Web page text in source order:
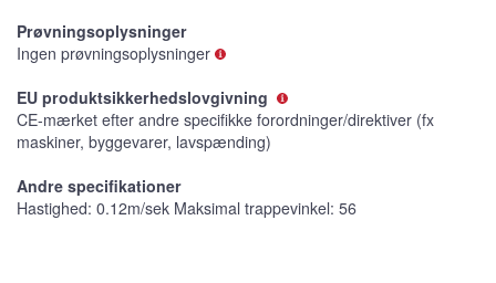
Prøvningsoplysninger
Ingen prøvningsoplysninger
EU produktsikkerhedslovgivning
CE-mærket efter andre specifikke forordninger/direktiver (fx
maskiner, byggevarer, lavspænding)
Andre specifikationer
Hastighed: 0.12m/sek Maksimal trappevinkel: 56